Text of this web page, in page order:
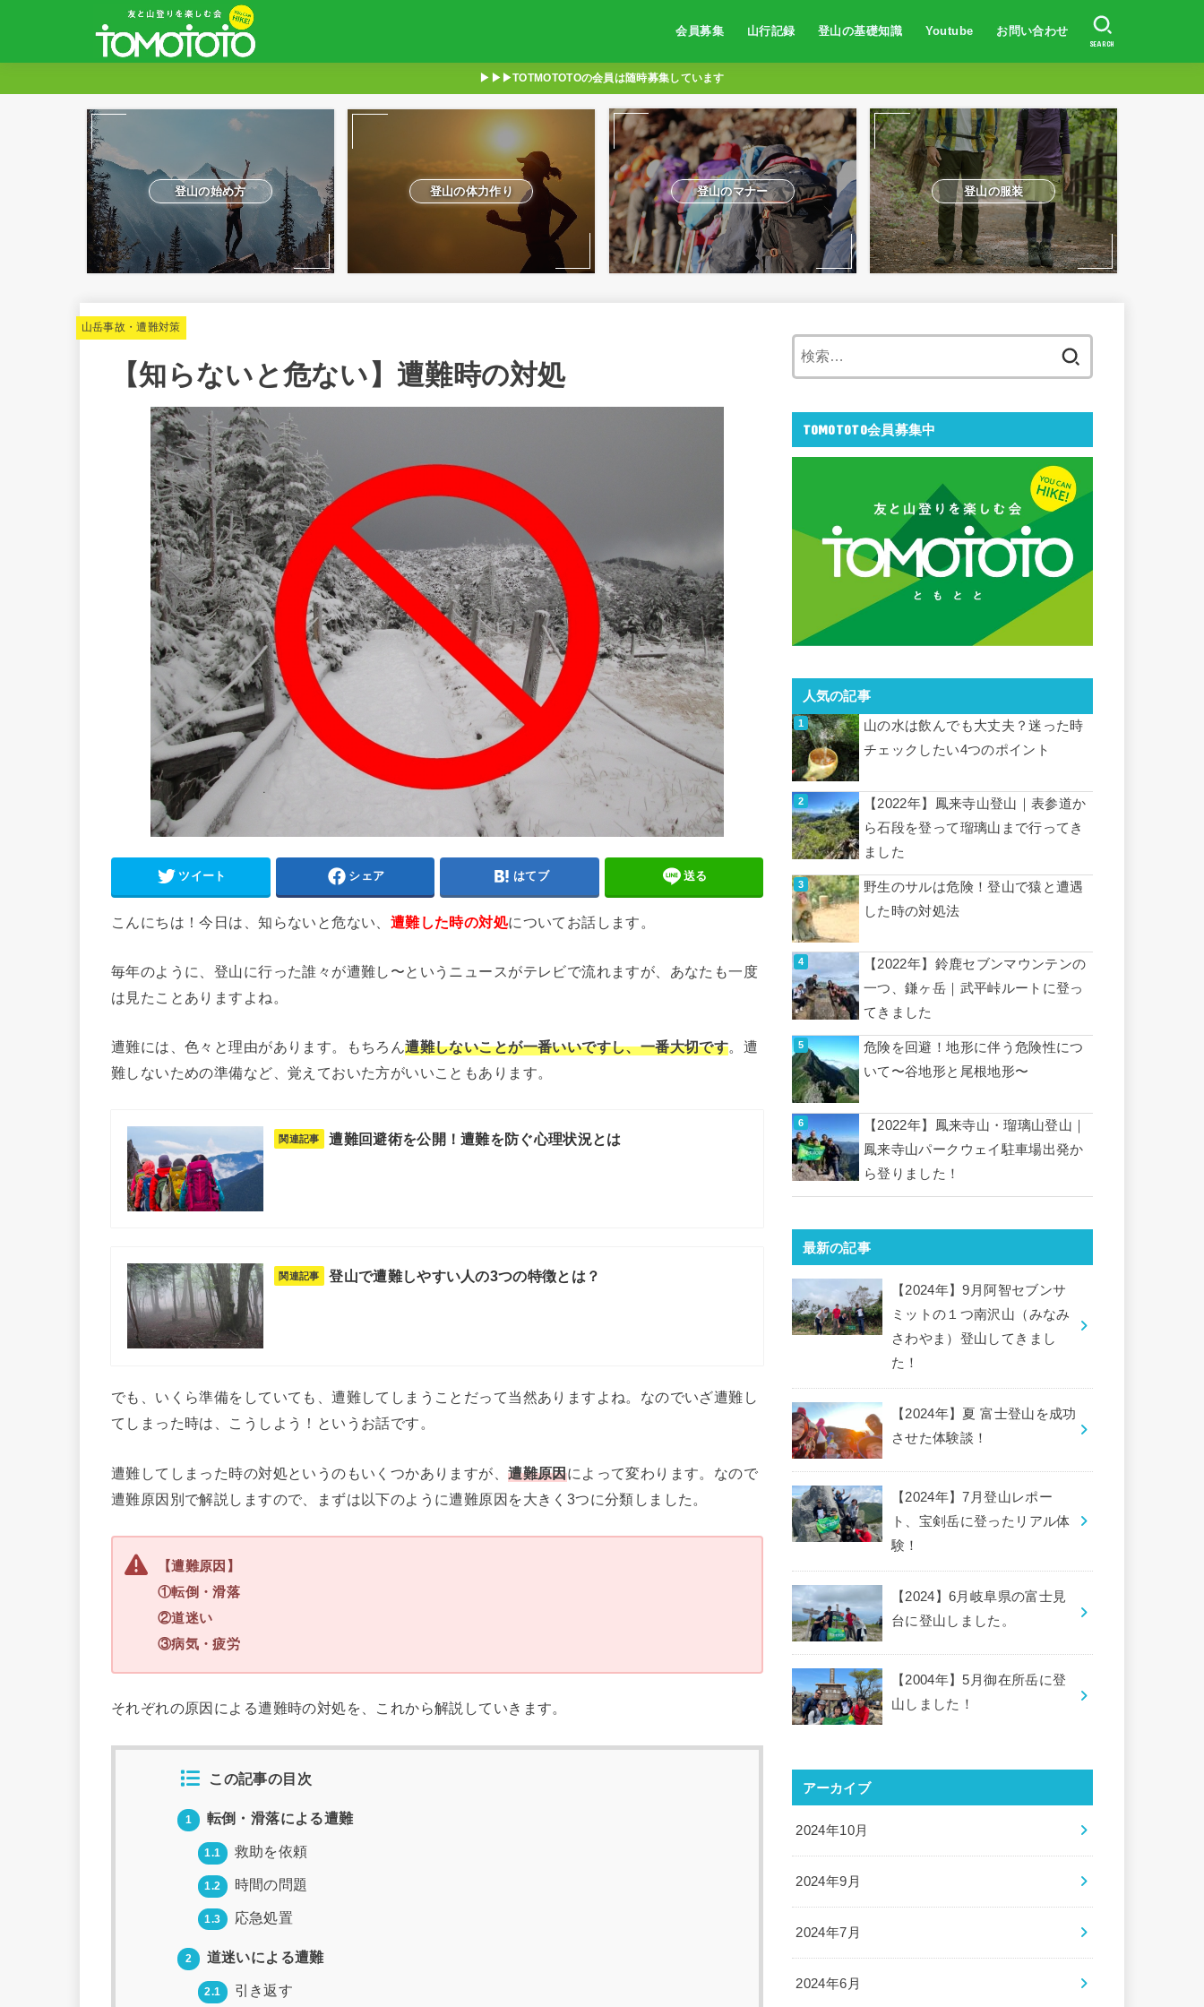
会員募集 山行記録 登山の基礎知識
登山初心者向け
登山の服装・持ち物
山の歩き方
防水対策
トレーニング方法
山岳事故・遭難対策
体験談
Youtube
登山初心者向け
富士山に登りたい人へ
登山での体験談
山の登り方
登山の服装
地図の読み方
日焼け対策
登山の体力作り
山岳遭難事故対策
お問い合わせ
SEARCH
▶︎▶︎▶︎TOTMOTOTOの会員は随時募集しています
登山の始め方 登山の体力作り 登山のマナー 登山の服装
山岳事故・遭難対策
【知らないと危ない】遭難時の対処
ツイート シェア はてブ 送る
こんにちは！今日は、知らないと危ない、 遭難した時の対処についてお話します。
毎年のように、登山に行った誰々が遭難し〜というニュースがテレビで流れますが、あなたも一度
は見たことありますよね。
遭難には、色々と理由があります。もちろん遭難しないことが一番いいですし、一番大切です。遭
難しないための準備など、覚えておいた方がいいこともあります。
関連記事 遭難回避術を公開！遭難を防ぐ心理状況とは
関連記事 登山で遭難しやすい人の3つの特徴とは？
でも、いくら準備をしていても、遭難してしまうことだって当然ありますよね。なのでいざ遭難し
てしまった時は、こうしよう！というお話です。
遭難してしまった時の対処というのもいくつかありますが、遭難原因によって変わります。なので
遭難原因別で解説しますので、まずは以下のように遭難原因を大きく3つに分類しました。
【遭難原因】
①転倒・滑落
②道迷い
③病気・疲労
それぞれの原因による遭難時の対処を、これから解説していきます。
この記事の目次
1 転倒・滑落による遭難
1.1 救助を依頼
1.2 時間の問題
1.3 応急処置
2 道迷いによる遭難
2.1 引き返す
TOMOTOTO会員募集中
人気の記事
山の水は飲んでも大丈夫？迷った時
チェックしたい4つのポイント
【2022年】鳳来寺山登山｜表参道か
ら石段を登って瑠璃山まで行ってき
ました
野生のサルは危険！登山で猿と遭遇
した時の対処法
【2022年】鈴鹿セブンマウンテンの
一つ、鎌ヶ岳｜武平峠ルートに登っ
てきました
危険を回避！地形に伴う危険性につ
いて〜谷地形と尾根地形〜
【2022年】鳳来寺山・瑠璃山登山｜
鳳来寺山パークウェイ駐車場出発か
ら登りました！
最新の記事
【2024年】9月阿智セブンサ
ミットの１つ南沢山（みなみ
さわやま）登山してきまし
た！
【2024年】夏 富士登山を成功
させた体験談！
【2024年】7月登山レポー
ト、宝剣岳に登ったリアル体
験！
【2024】6月岐阜県の富士見
台に登山しました。
【2004年】5月御在所岳に登
山しました！
アーカイブ
2024年10月
2024年9月
2024年7月
2024年6月